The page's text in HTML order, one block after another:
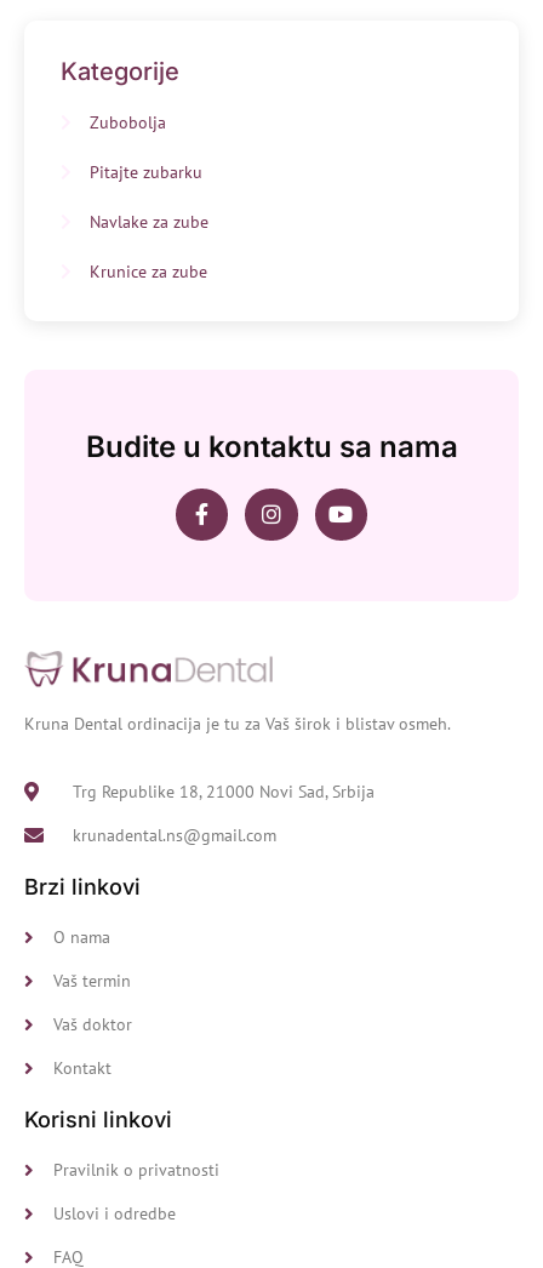
Kategorije
Zubobolja
Pitajte zubarku
Navlake za zube
Krunice za zube
Budite u kontaktu sa nama
Kruna Dental ordinacija je tu za Vaš širok i blistav osmeh.
Trg Republike 18, 21000 Novi Sad, Srbija
krunadental.ns@gmail.com
Brzi linkovi
O nama
Vaš termin
Vaš doktor
Kontakt
Korisni linkovi
Pravilnik o privatnosti
Uslovi i odredbe
FAQ